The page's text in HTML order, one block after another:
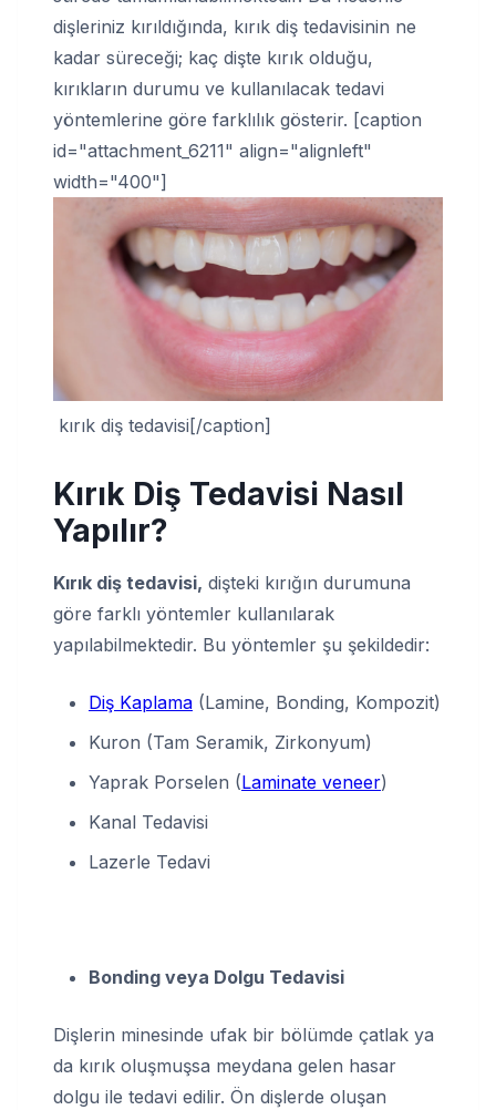
dişleriniz kırıldığında, kırık diş tedavisinin ne
kadar süreceği; kaç dişte kırık olduğu,
kırıkların durumu ve kullanılacak tedavi
yöntemlerine göre farklılık gösterir. [caption
id="attachment_6211" align="alignleft"
width="400"]
kırık diş tedavisi[/caption]
Kırık Diş Tedavisi Nasıl
Yapılır?
Kırık diş tedavisi, dişteki kırığın durumuna
göre farklı yöntemler kullanılarak
yapılabilmektedir. Bu yöntemler şu şekildedir:
Diş Kaplama (Lamine, Bonding, Kompozit)
Kuron (Tam Seramik, Zirkonyum)
Yaprak Porselen (Laminate veneer)
Kanal Tedavisi
Lazerle Tedavi
Bonding veya Dolgu Tedavisi
Dişlerin minesinde ufak bir bölümde çatlak ya
da kırık oluşmuşsa meydana gelen hasar
dolgu ile tedavi edilir. Ön dişlerde oluşan